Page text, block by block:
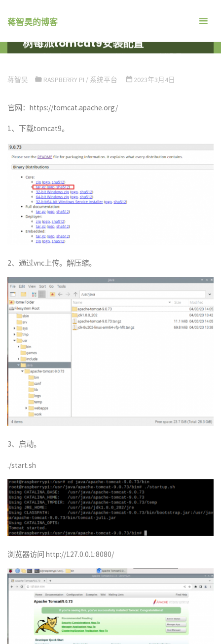
蒋智昊的博客
树莓派tomcat9安装配置
蒋智昊 RASPBERRY PI / 系统平台 2023年3月4日
官网：https://tomcat.apache.org/
1、下载tomcat9。
2、通过vnc上传。解压缩。
3、启动。
./start.sh
浏览器访问 http://127.0.0.1:8080/